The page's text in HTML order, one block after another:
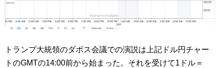
トランプ大統領のダボス会議での演説は上記ドル円チャー
トのGMTの14:00前から始まった。それを受けて1ドル＝